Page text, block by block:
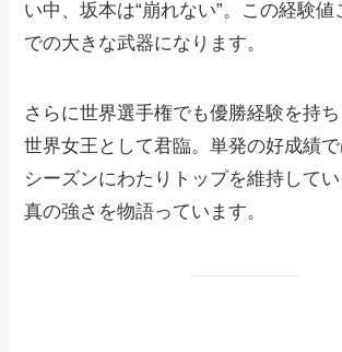
い中、坂本は“崩れない”。この経験値
での大きな武器になります。
さらに世界選手権でも優勝経験を持
世界女王として君臨。単発の好成績
シーズンにわたりトップを維持して
真の強さを物語っています。